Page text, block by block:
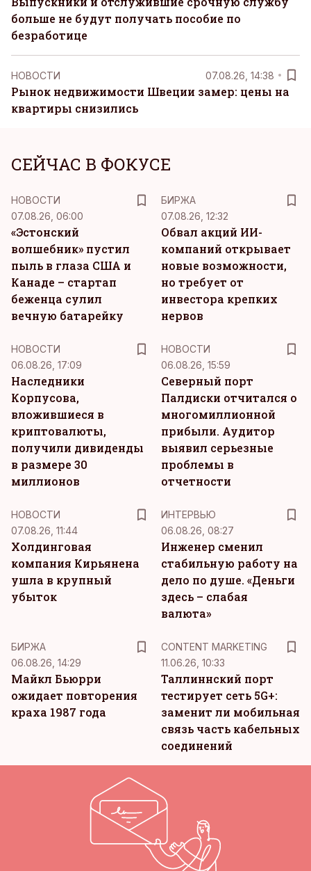
больше не будут получать пособие по
безработице
НОВОСТИ 07.08.26, 14:38
Рынок недвижимости Швеции замер: цены на
квартиры снизились
СЕЙЧАС В ФОКУСЕ
НОВОСТИ
07.08.26, 06:00
«Эстонский
волшебник» пустил
пыль в глаза США и
Канаде – стартап
беженца сулил
вечную батарейку
БИРЖА
07.08.26, 12:32
Обвал акций ИИ-
компаний открывает
новые возможности,
но требует от
инвестора крепких
нервов
НОВОСТИ
06.08.26, 17:09
Наследники
Корпусова,
вложившиеся в
криптовалюты,
получили дивиденды
в размере 30
миллионов
НОВОСТИ
06.08.26, 15:59
Северный порт
Палдиски отчитался о
многомиллионной
прибыли. Аудитор
выявил серьезные
проблемы в
отчетности
НОВОСТИ
07.08.26, 11:44
Холдинговая
компания Кирьянена
ушла в крупный
убыток
ИНТЕРВЬЮ
06.08.26, 08:27
Инженер сменил
стабильную работу на
дело по душе. «Деньги
здесь – слабая
валюта»
БИРЖА
06.08.26, 14:29
Майкл Бьюрри
ожидает повторения
краха 1987 года
CONTENT MARKETING
11.06.26, 10:33
Таллиннский порт
тестирует сеть 5G+:
заменит ли мобильная
связь часть кабельных
соединений